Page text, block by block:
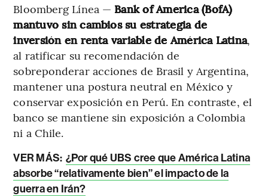
Bloomberg Línea — Bank of America (BofA)
mantuvo sin cambios su estrategia de
inversión en renta variable de América Latina,
al ratificar su recomendación de
sobreponderar acciones de Brasil y Argentina,
mantener una postura neutral en México y
conservar exposición en Perú. En contraste, el
banco se mantiene sin exposición a Colombia
ni a Chile.
VER MÁS: ¿Por qué UBS cree que América Latina
absorbe “relativamente bien” el impacto de la
guerra en Irán?